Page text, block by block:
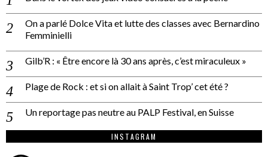
On a parlé Dolce Vita et lutte des classes avec Bernardino
Femminielli
Gilb’R : « Être encore là 30 ans après, c’est miraculeux »
Plage de Rock : et si on allait à Saint Trop’ cet été ?
Un reportage pas neutre au PALP Festival, en Suisse
INSTAGRAM